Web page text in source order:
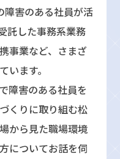
障害のある社員が活
託した事務系業務
事業など、さまざ
います。
障害のある社員を
くりに取り組む松
から見た職場環境
についてお話を伺